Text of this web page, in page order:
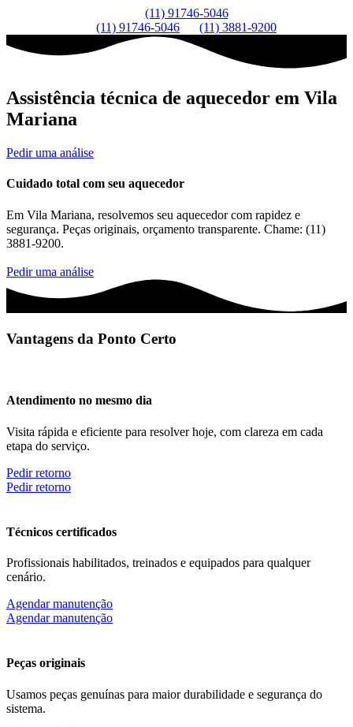
(11) 91746-5046
(11) 91746-5046
(11) 3881-9200
Assistência técnica de aquecedor em Vila
Mariana
Pedir uma análise
Cuidado total com seu aquecedor
Em Vila Mariana, resolvemos seu aquecedor com rapidez e
segurança. Peças originais, orçamento transparente. Chame: (11)
3881-9200.
Pedir uma análise
Vantagens da Ponto Certo
Atendimento no mesmo dia
Visita rápida e eficiente para resolver hoje, com clareza em cada
etapa do serviço.
Pedir retorno
Pedir retorno
Técnicos certificados
Profissionais habilitados, treinados e equipados para qualquer
cenário.
Agendar manutenção
Agendar manutenção
Peças originais
Usamos peças genuínas para maior durabilidade e segurança do
sistema.